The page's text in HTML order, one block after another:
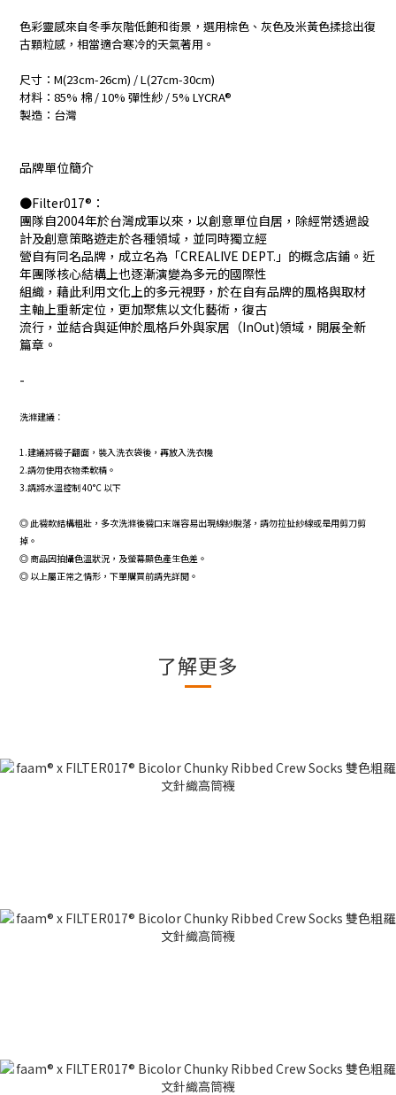
色彩靈感來自冬季灰階低飽和街景，選用棕色、灰色及米黃色揉捻出復
古顆粒感，相當適合寒冷的天氣著用。
尺寸：M(23cm-26cm) / L(27cm-30cm)
材料：85% 棉 / 10% 彈性紗 / 5% LYCRA®
製造：台灣
品牌單位簡介
●Filter017®：
團隊自2004年於台灣成軍以來，以創意單位自居，除經常透過設
計及創意策略遊走於各種領域，並同時獨立經
營自有同名品牌，成立名為「CREALIVE DEPT.」的概念店鋪。近
年團隊核心結構上也逐漸演變為多元的國際性
組織，藉此利用文化上的多元視野，於在自有品牌的風格與取材
主軸上重新定位，更加聚焦以文化藝術，復古
流行，並結合與延伸於風格戶外與家居（InOut)領域，開展全新
篇章。
-
洗滌建議：
1.建議將襪子翻面，裝入洗衣袋後，再放入洗衣機
2.請勿使用衣物柔軟精。
3.請將水溫控制 40°C 以下
◎ 此襪款結構粗壯，多次洗滌後襪口末端容易出現線紗脫落，請勿拉扯紗線或是用剪刀剪
掉。
◎ 商品因拍攝色溫狀況，及螢幕顯色產生色差。
◎ 以上屬正常之情形，下單購買前請先詳閱。
了解更多